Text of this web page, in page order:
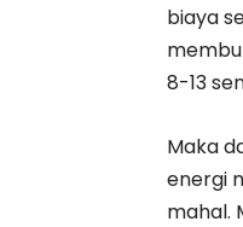
biaya
8-13
Maka
energi
mahal.